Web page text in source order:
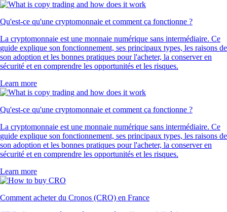
Qu'est-ce qu'une cryptomonnaie et comment ça fonctionne ?
La cryptomonnaie est une monnaie numérique sans intermédiaire. Ce
guide explique son fonctionnement, ses principaux types, les raisons de
son adoption et les bonnes pratiques pour l'acheter, la conserver en
sécurité et en comprendre les opportunités et les risques.
Learn more
Qu'est-ce qu'une cryptomonnaie et comment ça fonctionne ?
La cryptomonnaie est une monnaie numérique sans intermédiaire. Ce
guide explique son fonctionnement, ses principaux types, les raisons de
son adoption et les bonnes pratiques pour l'acheter, la conserver en
sécurité et en comprendre les opportunités et les risques.
Learn more
Comment acheter du Cronos (CRO) en France